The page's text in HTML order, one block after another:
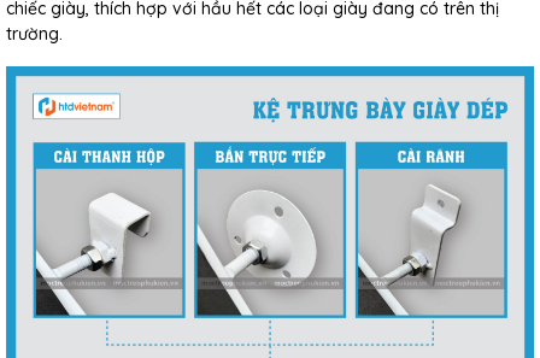
chiếc giày, thích hợp với hầu hết các loại giày đang có trên thị
trường.